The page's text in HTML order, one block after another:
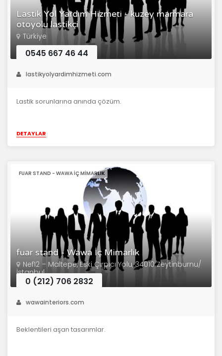
Lastik Yol Yardım Hizmeti - kuzey marmara
otoyolu lastikçi
Türkiye
0545 667 46 44
lastikyolyardimhizmeti.com
Lastik sorunlarına anında çözüm.
DETAYLAR
fuar stand - Wawa İç Mimarlık
FUAR STAND - WAWA İÇ MIMARLIK
Nef12 – Maltepe, Eski Çırpıcı Yolu, 34010 Zeytinburnu/
İstanbul
0 (212) 706 2832
wawainteriors.com
Beklentileri aşan tasarımlar.